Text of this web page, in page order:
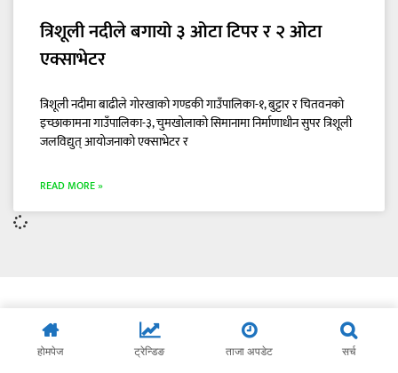
त्रिशूली नदीले बगायो ३ ओटा टिपर र २ ओटा
एक्साभेटर
त्रिशूली नदीमा बाढीले गोरखाको गण्डकी गाउँपालिका-१, बुट्टार र चितवनको
इच्छाकामना गाउँपालिका-३, चुमखोलाको सिमानामा निर्माणाधीन सुपर त्रिशूली
जलविद्युत् आयोजनाको एक्साभेटर र
READ MORE »
होमपेज ट्रेन्डिङ ताजा अपडेट सर्च